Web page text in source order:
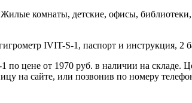
комнаты, детские, офисы,
IVIT-S-1, паспорт и инструкция,
по цене от 1970 руб. в наличии на складе.
на сайте, или позвонив по номеру